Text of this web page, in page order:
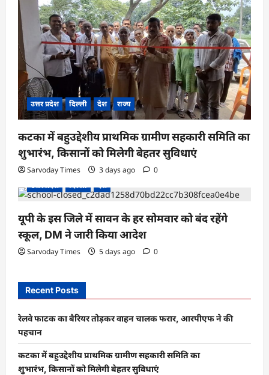
उत्तर प्रदेश दिल्ली देश राज्य
कटका में बहुउद्देशीय प्राथमिक ग्रामीण सहकारी समिति का
शुभारंभ, किसानों को मिलेगी बेहतर सुविधाएं
Sarvoday Times 3 days ago
0
उत्तर प्रदेश
दिल्ली देश
यूपी के इस जिले में सावन के हर सोमवार को बंद रहेंगे
स्कूल, DM ने जारी किया आदेश
Sarvoday Times 5 days ago 0
Recent Posts
रेलवे फाटक का बैरियर तोड़कर वाहन चालक फरार, आरपीएफ ने की
पहचान
कटका में बहुउद्देशीय प्राथमिक ग्रामीण सहकारी समिति का
शुभारंभ, किसानों को मिलेगी बेहतर सुविधाएं